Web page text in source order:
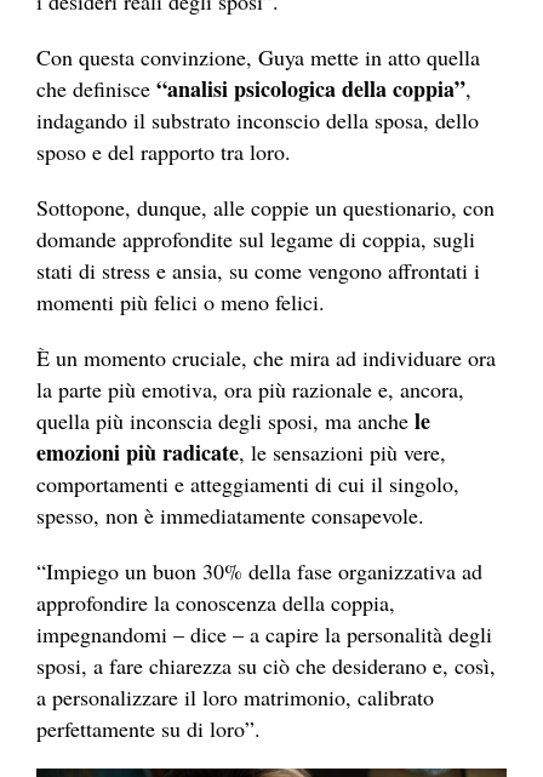
Con questa convinzione, Guya mette in atto quella
che definisce “analisi psicologica della coppia”,
indagando il substrato inconscio della sposa, dello
sposo e del rapporto tra loro.
Sottopone, dunque, alle coppie un questionario, con
domande approfondite sul legame di coppia, sugli
stati di stress e ansia, su come vengono affrontati i
momenti più felici o meno felici.
È un momento cruciale, che mira ad individuare ora
la parte più emotiva, ora più razionale e, ancora,
quella più inconscia degli sposi, ma anche le
emozioni più radicate, le sensazioni più vere,
comportamenti e atteggiamenti di cui il singolo,
spesso, non è immediatamente consapevole.
“Impiego un buon 30% della fase organizzativa ad
approfondire la conoscenza della coppia,
impegnandomi – dice – a capire la personalità degli
sposi, a fare chiarezza su ciò che desiderano e, così,
a personalizzare il loro matrimonio, calibrato
perfettamente su di loro”.